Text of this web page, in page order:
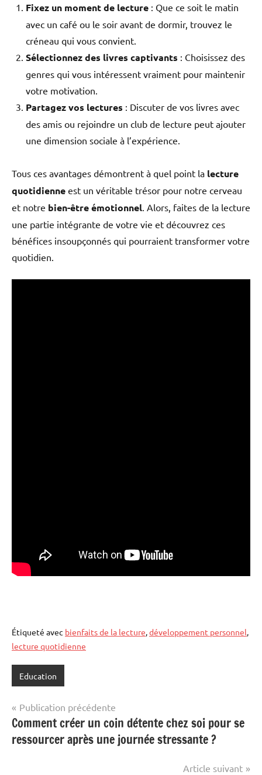
Fixez un moment de lecture : Que ce soit le matin
avec un café ou le soir avant de dormir, trouvez le
créneau qui vous convient.
Sélectionnez des livres captivants : Choisissez des
genres qui vous intéressent vraiment pour maintenir
votre motivation.
Partagez vos lectures : Discuter de vos livres avec
des amis ou rejoindre un club de lecture peut ajouter
une dimension sociale à l’expérience.
Tous ces avantages démontrent à quel point la lecture
quotidienne est un véritable trésor pour notre cerveau
et notre bien-être émotionnel. Alors, faites de la lecture
une partie intégrante de votre vie et découvrez ces
bénéfices insoupçonnés qui pourraient transformer votre
quotidien.
Étiqueté avec bienfaits de la lecture,développement personnel,
lecture quotidienne
Education
Navigation
de
l’article
Publication précédente
Comment créer un coin détente chez soi pour se
ressourcer après une journée stressante ?
Article suivant